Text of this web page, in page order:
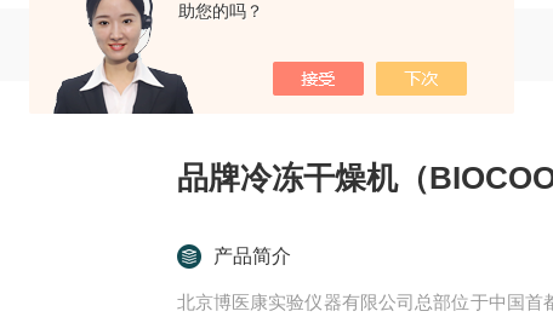
助您的吗？
品牌冷冻干燥机（
产品简介
北京博医康实验仪器有限公司总部位于中国